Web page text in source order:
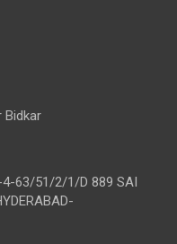
Bidkar
63/51/2/1/D 889 SAI